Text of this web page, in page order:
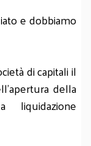
e dobbiamo
di capitali il
della
liquidazione